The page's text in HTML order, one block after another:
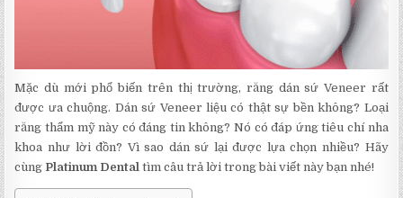
Mặc dù mới phổ biến trên thị trường, răng dán sứ Veneer rất
được ưa chuộng. Dán sứ Veneer liệu có thật sự bền không? Loại
răng thẩm mỹ này có đáng tin không? Nó có đáp ứng tiêu chí nha
khoa như lời đồn? Vì sao dán sứ lại được lựa chọn nhiều? Hãy
cùng Platinum Dental tìm câu trả lời trong bài viết này bạn nhé!